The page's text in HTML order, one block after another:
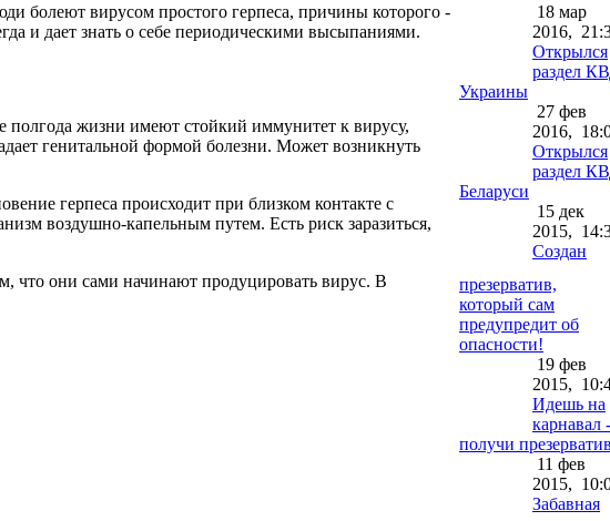
болеют вирусом простого герпеса, причины которого -
и дает знать о себе периодическими высыпаниями.
полгода жизни имеют стойкий иммунитет к вирусу,
генитальной формой болезни. Может возникнуть
герпеса происходит при близком контакте с
воздушно-капельным путем. Есть риск заразиться,
что они сами начинают продуцировать вирус. В
18 мар
2016,
Открылся
раздел
Украины
27 фев
2016,
Открылся
раздел
Беларуси
15 дек
2015,
Создан
презерватив,
который сам
предупредит об
опасности!
19 фев
2015,
Идешь на
карнавал -
получи
11 фев
2015,
Забавная